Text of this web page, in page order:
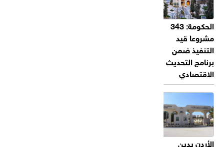
الحكومة: 343
مشروعا قيد
التنفيذ ضمن
برنامج التحديث
الاقتصادي
الأردن يدين